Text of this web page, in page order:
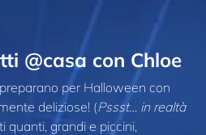
@casa con Chloe
per Halloween con
deliziose! (Pssst… in realtà
quanti, grandi e piccini,